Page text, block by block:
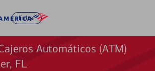
Entrar
Automáticos (ATM)
FL